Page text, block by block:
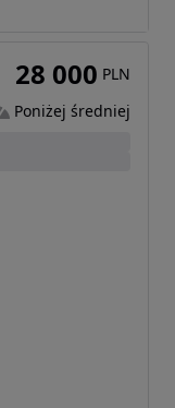
28 000 PLN
Poniżej średniej